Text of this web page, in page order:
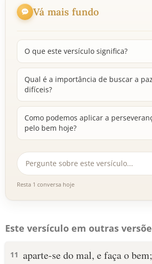
Vá mais fundo
O que este versículo significa?
Qual é a importância de buscar a
difíceis?
Como podemos aplicar a
pelo bem hoje?
Resta 1 conversa hoje
Este versículo em outras
11 aparte-se do mal, e faça o